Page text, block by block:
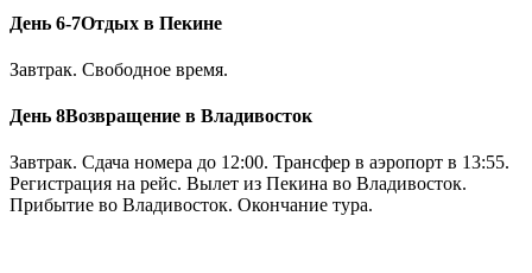
День 6-7Отдых в Пекине
Завтрак. Свободное время.
День 8Возвращение в Владивосток
Завтрак. Сдача номера до 12:00. Трансфер в аэропорт в 13:55.
Регистрация на рейс. Вылет из Пекина во Владивосток.
Прибытие во Владивосток. Окончание тура.